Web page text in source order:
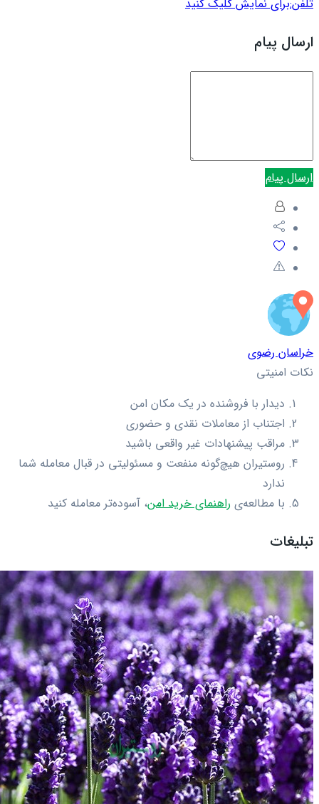
تلفن:برای نمایش کلیک کنید
ارسال پیام
ارسال پیام
خراسان رضوی
نکات امنیتی
دیدار با فروشنده در یک مکان امن
اجتناب از معاملات نقدی و حضوری
مراقب پیشنهادات غیر واقعی باشید
روستیران هیچ‌گونه منفعت و مسئولیتی در قبال معامله شما
ندارد
با مطالعه‌ی راهنمای خرید امن، آسوده‌تر معامله کنید
تبلیغات